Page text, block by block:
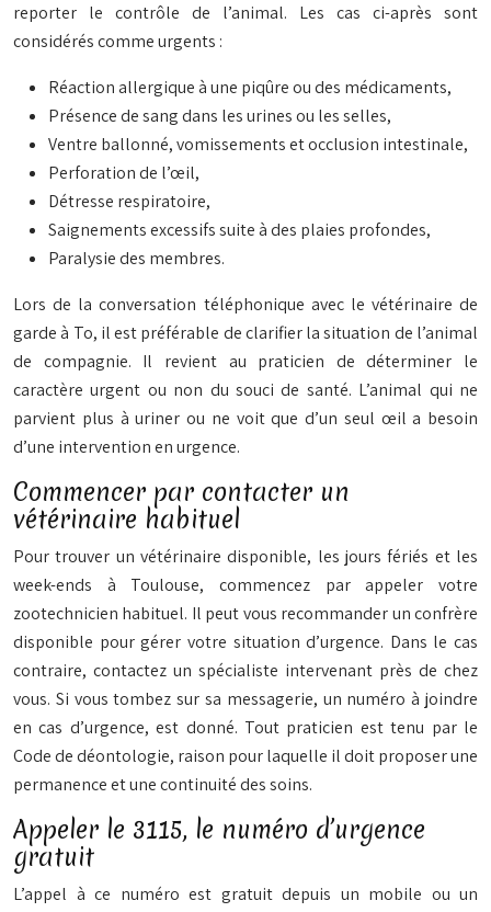
reporter le contrôle de l’animal. Les cas ci-après sont
considérés comme urgents :
Réaction allergique à une piqûre ou des médicaments,
Présence de sang dans les urines ou les selles,
Ventre ballonné, vomissements et occlusion intestinale,
Perforation de l’œil,
Détresse respiratoire,
Saignements excessifs suite à des plaies profondes,
Paralysie des membres.
Lors de la conversation téléphonique avec le vétérinaire de
garde à To, il est préférable de clarifier la situation de l’animal
de compagnie. Il revient au praticien de déterminer le
caractère urgent ou non du souci de santé. L’animal qui ne
parvient plus à uriner ou ne voit que d’un seul œil a besoin
d’une intervention en urgence.
Commencer par contacter un
vétérinaire habituel
Pour trouver un vétérinaire disponible, les jours fériés et les
week-ends à Toulouse, commencez par appeler votre
zootechnicien habituel. Il peut vous recommander un confrère
disponible pour gérer votre situation d’urgence. Dans le cas
contraire, contactez un spécialiste intervenant près de chez
vous. Si vous tombez sur sa messagerie, un numéro à joindre
en cas d’urgence, est donné. Tout praticien est tenu par le
Code de déontologie, raison pour laquelle il doit proposer une
permanence et une continuité des soins.
Appeler le 3115, le numéro d’urgence
gratuit
L’appel à ce numéro est gratuit depuis un mobile ou un